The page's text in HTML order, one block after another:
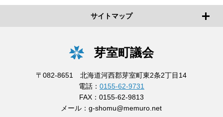
サイトマップ
芽室町議会
〒082-8651 北海道河西郡芽室町東2条2丁目14
電話： 0155-62-9731
FAX：0155-62-9813
メール：g-shomu@memuro.net